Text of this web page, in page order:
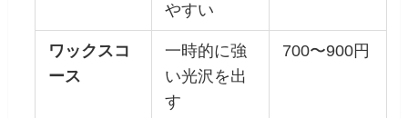
やすい
ワックスコ
ース
一時的に強
い光沢を出
す
700〜900円